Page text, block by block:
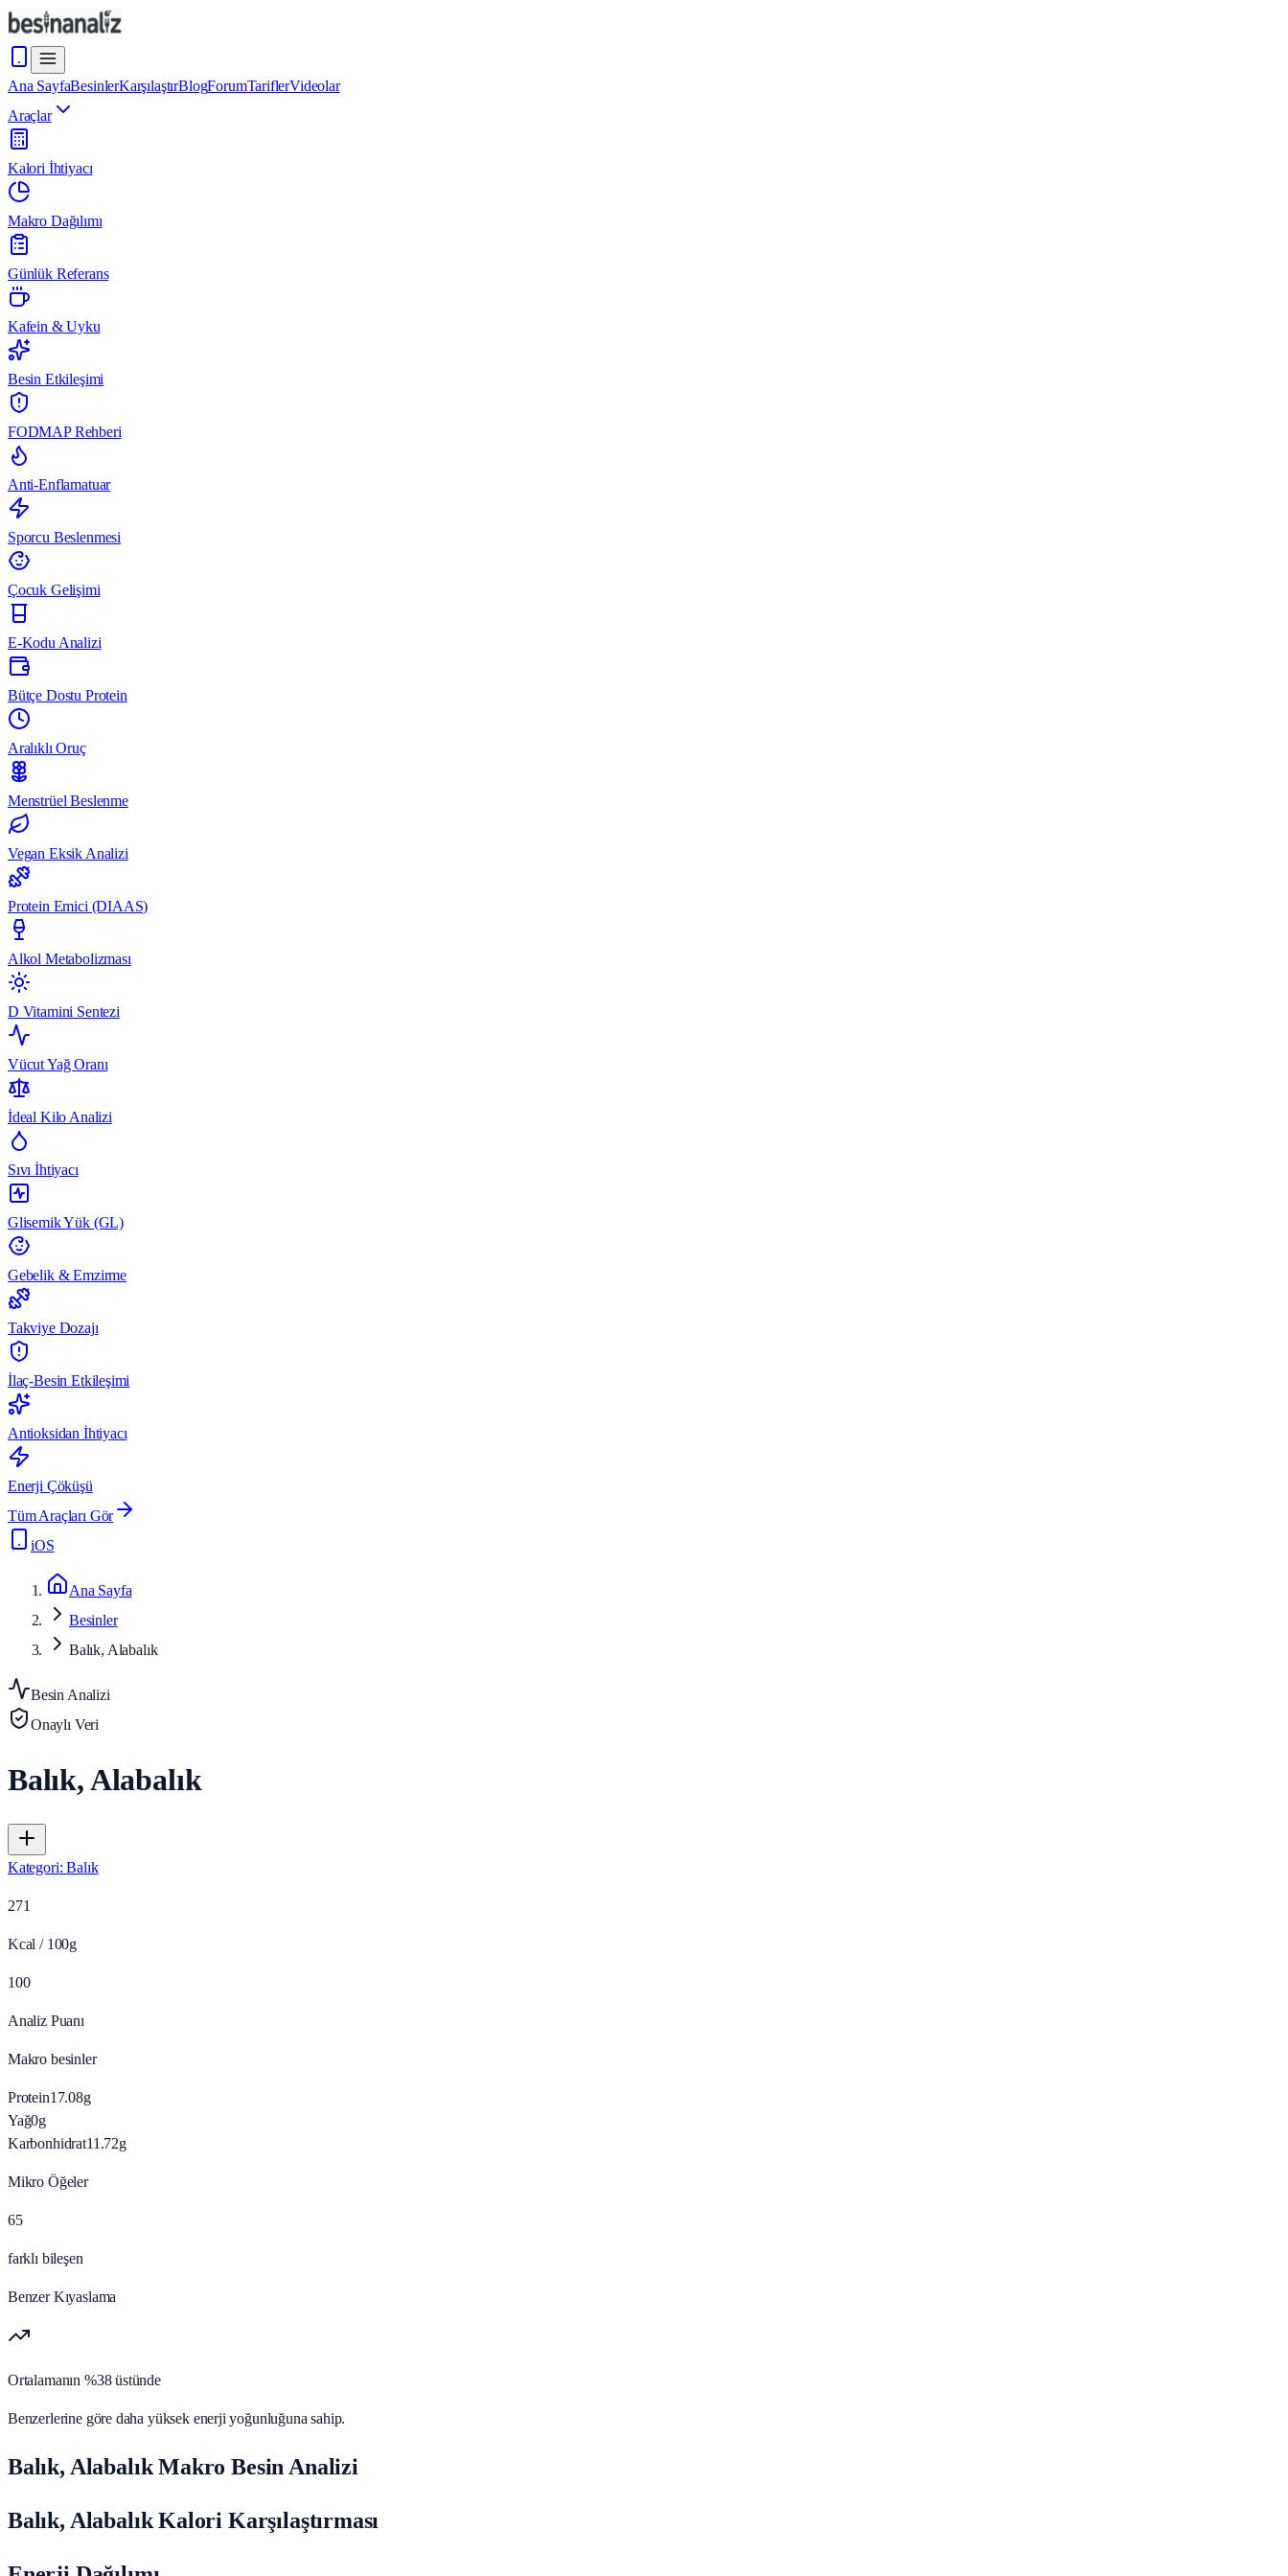
Ana SayfaBesinlerKarşılaştırBlogForumTariflerVideolar
Araçlar
Kalori İhtiyacı
Makro Dağılımı
Günlük Referans
Kafein & Uyku
Besin Etkileşimi
FODMAP Rehberi
Anti-Enflamatuar
Sporcu Beslenmesi
Çocuk Gelişimi
E-Kodu Analizi
Bütçe Dostu Protein
Aralıklı Oruç
Menstrüel Beslenme
Vegan Eksik Analizi
Protein Emici (DIAAS)
Alkol Metabolizması
D Vitamini Sentezi
Vücut Yağ Oranı
İdeal Kilo Analizi
Sıvı İhtiyacı
Glisemik Yük (GL)
Gebelik & Emzirme
Takviye Dozajı
İlaç-Besin Etkileşimi
Antioksidan İhtiyacı
Enerji Çöküşü
Tüm Araçları Gör
iOS
Ana Sayfa
Besinler
Balık, Alabalık
Besin Analizi
Onaylı Veri
Balık, Alabalık
Kategori:Balık
271
Kcal / 100g
100
Analiz Puanı
Makro besinler
Protein17.08g
Yağ0g
Karbonhidrat11.72g
Mikro Öğeler
65
farklı bileşen
Benzer Kıyaslama
Ortalamanın %38 üstünde
Benzerlerine göre daha yüksek enerji yoğunluğuna sahip.
Balık, Alabalık Makro Besin Analizi
Balık, Alabalık Kalori Karşılaştırması